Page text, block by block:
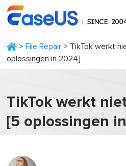
> File Repair > TikTok werkt
oplossingen in 2024]
TikTok werkt
[5 oplossingen